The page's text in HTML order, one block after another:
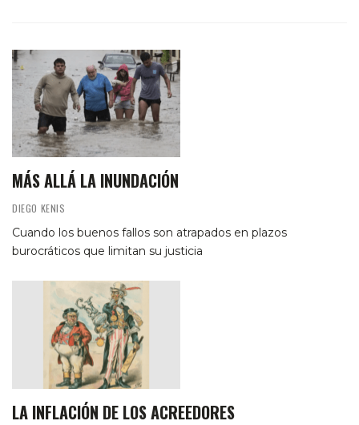
MÁS ALLÁ LA INUNDACIÓN
DIEGO KENIS
Cuando los buenos fallos son atrapados en plazos
burocráticos que limitan su justicia
LA INFLACIÓN DE LOS ACREEDORES